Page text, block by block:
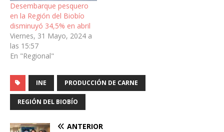
Desembarque pesquero
en la Región del Biobío
disminuyó 34,5% en abril
Viernes, 31 Mayo, 2024 a
las 15:57
En "Regional"
INE PRODUCCIÓN DE CARNE
REGIÓN DEL BIOBÍO
ANTERIOR